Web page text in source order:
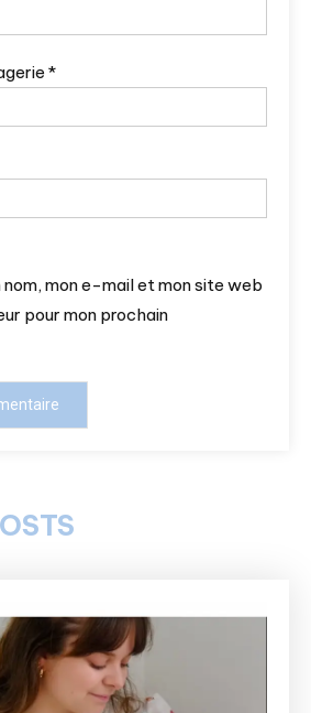
*
nom, mon e-mail et mon site web
pour mon prochain